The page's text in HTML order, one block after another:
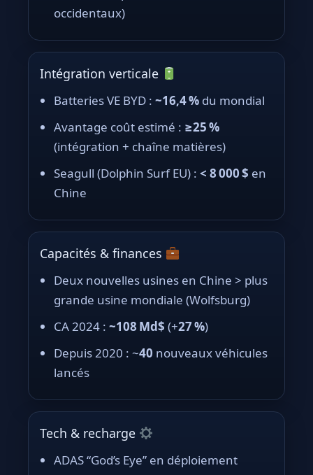
occidentaux)
Intégration verticale
Batteries VE BYD : ~16,4 % du mondial
Avantage coût estimé : ≥25 %
(intégration + chaîne matières)
Seagull (Dolphin Surf EU) : < 8 000 $ en
Chine
Capacités & finances
Deux nouvelles usines en Chine > plus
grande usine mondiale (Wolfsburg)
CA 2024 : ~108 Md$ (+27 %)
Depuis 2020 : ~40 nouveaux véhicules
lancés
Tech & recharge
ADAS “God’s Eye” en déploiement